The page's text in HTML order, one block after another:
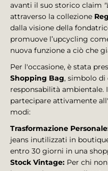
avanti il suo storico claim
attraverso la collezione
dalla visione della
promuove l’upcycling
nuova funzione a ciò che
Per l'occasione, è stata
Shopping Bag, simbolo di
responsabilità
partecipare attivamente
modi:
Trasformazione
jeans inutilizzati in
entro 30 giorni in una
Stock Vintage: Per chi